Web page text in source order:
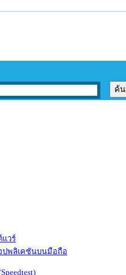
วร์
ปพลิเคชันบนมือถือ